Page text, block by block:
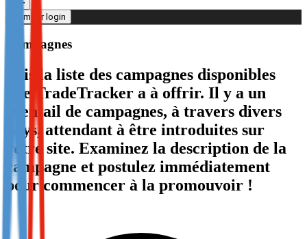
Not already our Advertiser?
Sign up here
I’m Publisher
Login
Not already our Publisher?
Sign up here
Member login
Campagnes
Vois la liste des campagnes disponibles
que TradeTracker a à offrir. Il y a un
éventail de campagnes, à travers divers
pays, attendant à être introduites sur
votre site. Examinez la description de la
campagne et postulez immédiatement
pour commencer à la promouvoir !